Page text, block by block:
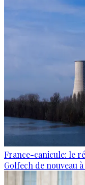
France-canicule: le
Golfech de nouveau